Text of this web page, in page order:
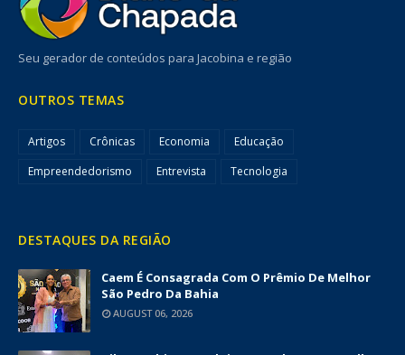
Seu gerador de conteúdos para Jacobina e região
OUTROS TEMAS
Artigos Crônicas Economia
Educação
Empreendedorismo
Entrevista Tecnologia
DESTAQUES DA REGIÃO
Caem É Consagrada Com O Prêmio De Melhor
São Pedro Da Bahia
AUGUST 06, 2026